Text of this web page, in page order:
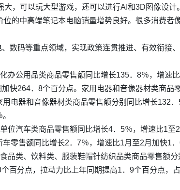
，可以玩大型游戏，还可以进行AI和3D图像设计。
的中高端笔记本电脑销量增势良好。很多消费者
数码等重点领域，实现政策连贯推进、有效衔接
办公用品类商品零售额同比增长135．8％，增速
快264．8个百分点。家用电器和音像器材类商品
电器和音像器材类商品零售额分别同比增长132
汽车类商品零售额同比增长4．5％，增速比1至2
零售额同比增长2．7％，增速比1月至2月加快1．
类、饮料类、服装鞋帽针纺织品类商品零售额分
百分点，拉动力比上年同期提高1．9个百分点，